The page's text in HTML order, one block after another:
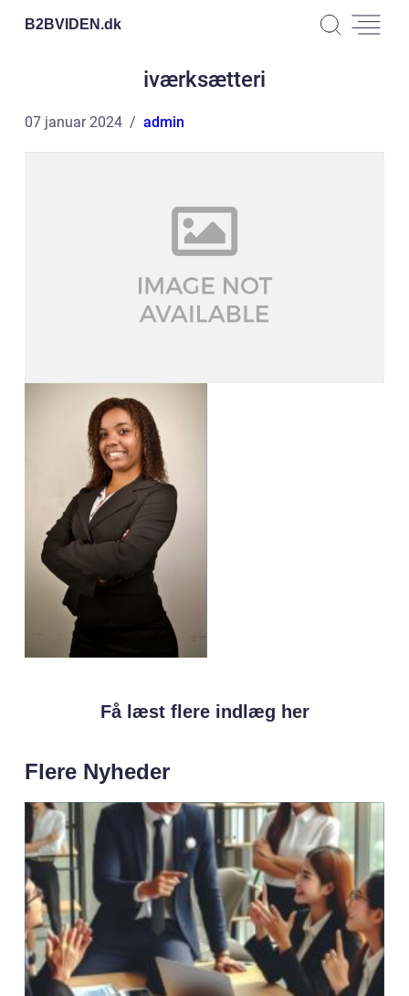
B2BVIDEN.dk
iværksætteri
07 januar 2024 admin
Få læst flere indlæg her
Flere Nyheder